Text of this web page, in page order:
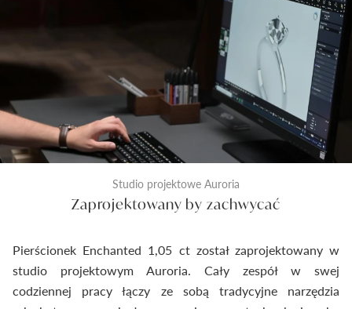
Studio projektowe Auroria
Zaprojektowany by zachwycać
Pierścionek Enchanted 1,05 ct został zaprojektowany w
studio projektowym Auroria. Cały zespół w swej
codziennej pracy łączy ze sobą tradycyjne narzędzia